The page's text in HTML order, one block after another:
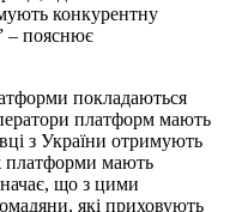
конкурентну
– пояснює
покладаються
платформ мають
з України отримують
платформи мають
що з цими
які приховують